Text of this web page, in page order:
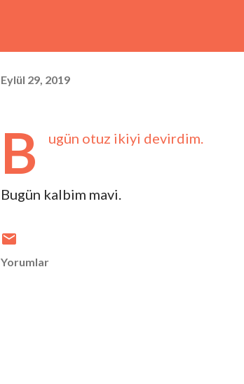
Eylül 29, 2019
B ugün otuz ikiyi devirdim.
Bugün kalbim mavi.
Yorumlar